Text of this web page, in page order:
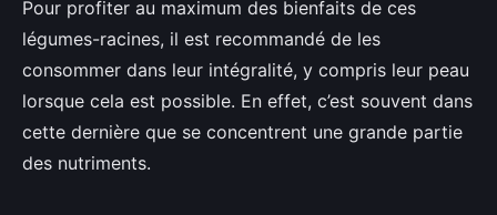
Pour profiter au maximum des bienfaits de ces
légumes-racines, il est recommandé de les
consommer dans leur intégralité, y compris leur peau
lorsque cela est possible. En effet, c’est souvent dans
cette dernière que se concentrent une grande partie
des nutriments.